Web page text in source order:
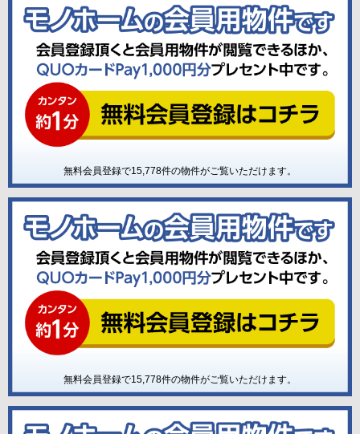
無料会員登録で15,778件の物件がご覧いただけます。
無料会員登録で15,778件の物件がご覧いただけます。